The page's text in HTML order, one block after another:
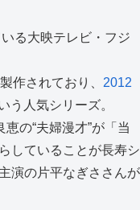
る大映テレビ・フジ
作されており、 2012
う人気シリーズ。
の“夫婦漫才”が「当
していることが長寿シ
演の片平なぎささんが